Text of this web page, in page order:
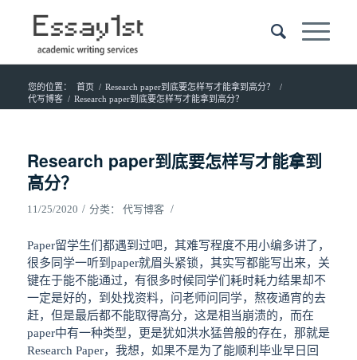
您的位置： 首页 / Research paper到底要怎样写才能拿到高分？
/
代写博客 / Research paper到底要怎样写才能拿到高分？
Research paper到底要怎样写才能拿到
高分？
11/25/2020 / 分类： 代写博客 /
Paper留学生们都遇到过吧，其难写程度不用小编多讲了，
很多同学一听到paper就眉头紧锁，其实写都能写出来，关
键在于能不能通过，有很多时候同学们耗时耗力结果却不
一定是好的，到处找资料，问老师问同学，熬夜通宵的去
赶，但是最后都不能取得高分，这是相当崩溃的，而在
paper中有一种类型，更是犹如洪水猛兽般的存在，那就是
Research Paper，我想，如果不是为了能顺利毕业早日回